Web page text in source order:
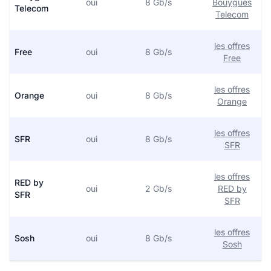
Telecom
oui 8 Gb/s
Bouygues
Telecom
Free oui 8 Gb/s
les offres
Free
Orange oui 8 Gb/s
les offres
Orange
SFR oui 8 Gb/s
les offres
SFR
RED by
SFR
oui 2 Gb/s
les offres
RED by
SFR
Sosh oui 8 Gb/s
les offres
Sosh